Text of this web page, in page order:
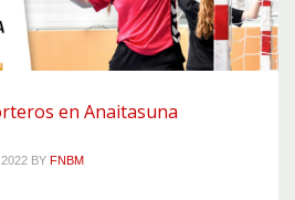
en Anaitasuna
BY FNBM